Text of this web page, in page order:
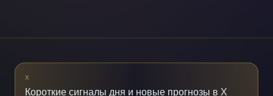
X
Короткие сигналы дня и новые прогнозы в X